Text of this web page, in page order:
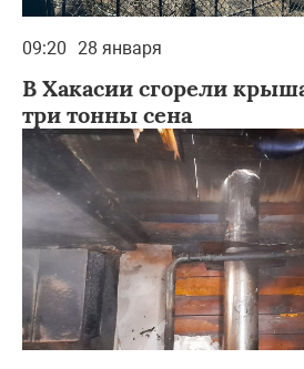
09:20 28 января
В Хакасии сгорели
три тонны сена